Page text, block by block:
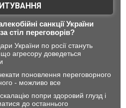
санкції України
стіл переговорів?
України по росії стануть
агресору доведеться
поновлення переговорного
- можливо все
попри здоровий глузд і
до останнього